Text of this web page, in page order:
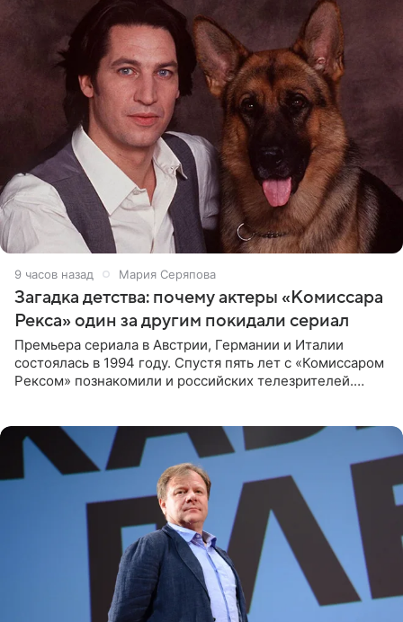
9 часов назад Мария Серяпова
Загадка детства: почему актеры «Комиссара
Рекса» один за другим покидали сериал
Премьера сериала в Австрии, Германии и Италии
состоялась в 1994 году. Спустя пять лет с «Комиссаром
Рексом» познакомили и российских телезрителей.